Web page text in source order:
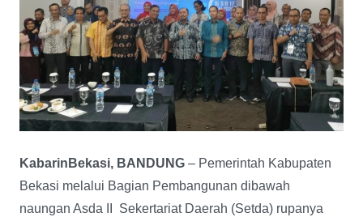
KabarinBekasi, BANDUNG – Pemerintah Kabupaten
Bekasi melalui Bagian Pembangunan dibawah
naungan Asda II Sekertariat Daerah (Setda) rupanya